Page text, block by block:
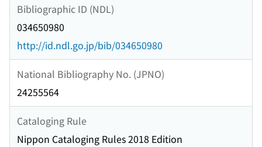
Bibliographic ID (NDL)
034650980
http://id.ndl.go.jp/bib/034650980
National Bibliography No. (JPNO)
24255564
Cataloging Rule
Nippon Cataloging Rules 2018 Edition